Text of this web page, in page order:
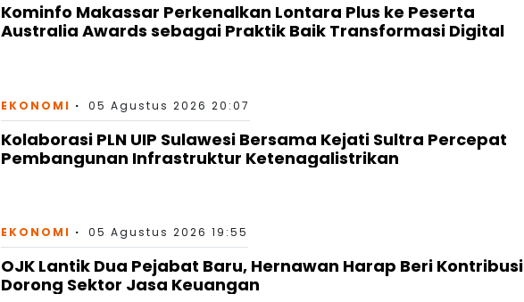
Kominfo Makassar Perkenalkan Lontara Plus ke Peserta
Australia Awards sebagai Praktik Baik Transformasi Digital
EKONOMI 05 Agustus 2026 20:07
Kolaborasi PLN UIP Sulawesi Bersama Kejati Sultra Percepat
Pembangunan Infrastruktur Ketenagalistrikan
EKONOMI 05 Agustus 2026 19:55
OJK Lantik Dua Pejabat Baru, Hernawan Harap Beri Kontribusi
Dorong Sektor Jasa Keuangan